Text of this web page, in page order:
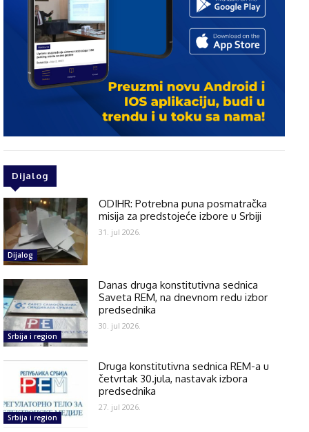
Dijalog
Dijalog
ODIHR: Potrebna puna posmatračka
misija za predstojeće izbore u Srbiji
31. jul 2026.
Srbija i region
Danas druga konstitutivna sednica
Saveta REM, na dnevnom redu izbor
predsednika
30. jul 2026.
Srbija i region
Druga konstitutivna sednica REM-a u
četvrtak 30.jula, nastavak izbora
predsednika
27. jul 2026.